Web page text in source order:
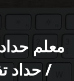
/ حداد